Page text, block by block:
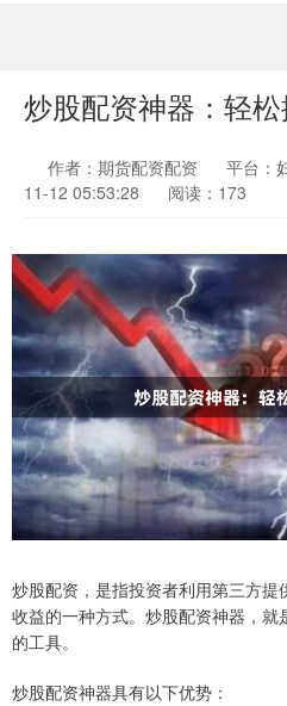
炒股配资神器：轻
作者：期货配资配资 平台：
11-12 05:53:28
阅读：173
炒股配资，是指投资者利用第三方
收益的一种方式。炒股配资神器，
的工具。
炒股配资神器具有以下优势：